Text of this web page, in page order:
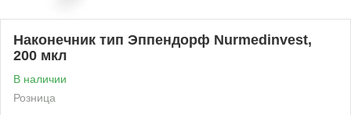
Наконечник тип Эппендорф Nurmedinvest,
200 мкл
В наличии
Розница